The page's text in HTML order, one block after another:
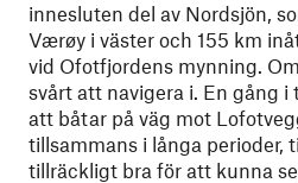
innesluten del av Nordsjön,
Værøy i väster och 155 km
vid Ofotfjordens mynning.
svårt att navigera i. En gång
att båtar på väg mot
tillsammans i långa perioder,
tillräckligt bra för att kunna